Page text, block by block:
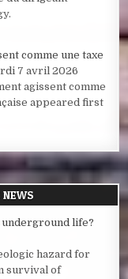
comme une taxe
7 avril 2026
agissent comme
appeared first
underground life?
hazard for
survival of